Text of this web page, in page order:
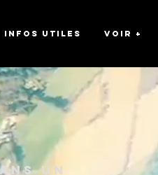
Infos utiles VOIR +
un